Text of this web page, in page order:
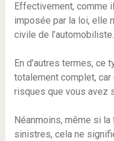
Effectivement, comme
imposée par la loi, elle
civile de l’automobiliste.
En d’autres termes, ce
totalement complet,
risques que vous avez
Néanmoins, même si
sinistres, cela ne